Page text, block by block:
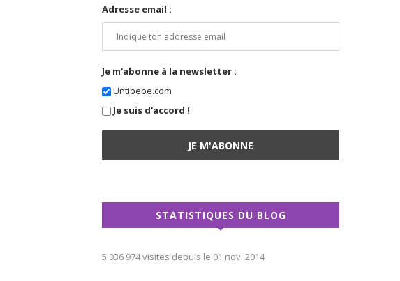
Adresse email :
Je m'abonne à la newsletter :
Untibebe.com
Je suis d'accord !
STATISTIQUES DU BLOG
5 036 974 visites depuis le 01 nov. 2014